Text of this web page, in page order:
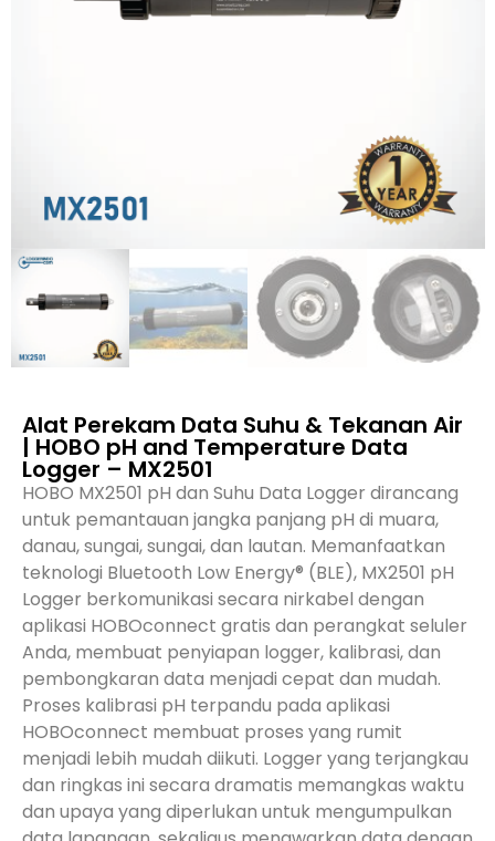
Alat Perekam Data Suhu & Tekanan Air
| HOBO pH and Temperature Data
Logger – MX2501
HOBO MX2501 pH dan Suhu Data Logger dirancang
untuk pemantauan jangka panjang pH di muara,
danau, sungai, sungai, dan lautan. Memanfaatkan
teknologi Bluetooth Low Energy® (BLE), MX2501 pH
Logger berkomunikasi secara nirkabel dengan
aplikasi HOBOconnect gratis dan perangkat seluler
Anda, membuat penyiapan logger, kalibrasi, dan
pembongkaran data menjadi cepat dan mudah.
Proses kalibrasi pH terpandu pada aplikasi
HOBOconnect membuat proses yang rumit
menjadi lebih mudah diikuti. Logger yang terjangkau
dan ringkas ini secara dramatis memangkas waktu
dan upaya yang diperlukan untuk mengumpulkan